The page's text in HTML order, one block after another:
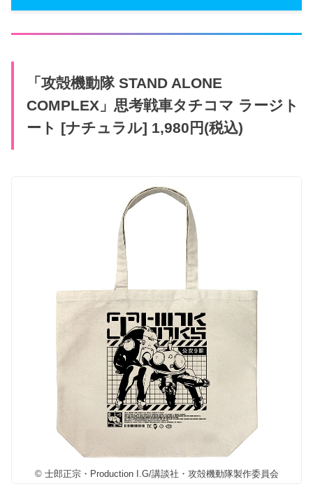
「攻殻機動隊 STAND ALONE
COMPLEX」思考戦車タチコマ ラージト
ート [ナチュラル] 1,980円(税込)
© 士郎正宗・Production I.G/講談社・攻殻機動隊製作委員会